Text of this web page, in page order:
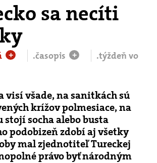
sa necíti
+ .časopis +
.týždeň vo
visí všade, na sanitkách sú
krížov polmesiace, na
socha alebo busta
podobizeň zdobí aj všetky
mal zjednotiteľ Tureckej
právo byť národným